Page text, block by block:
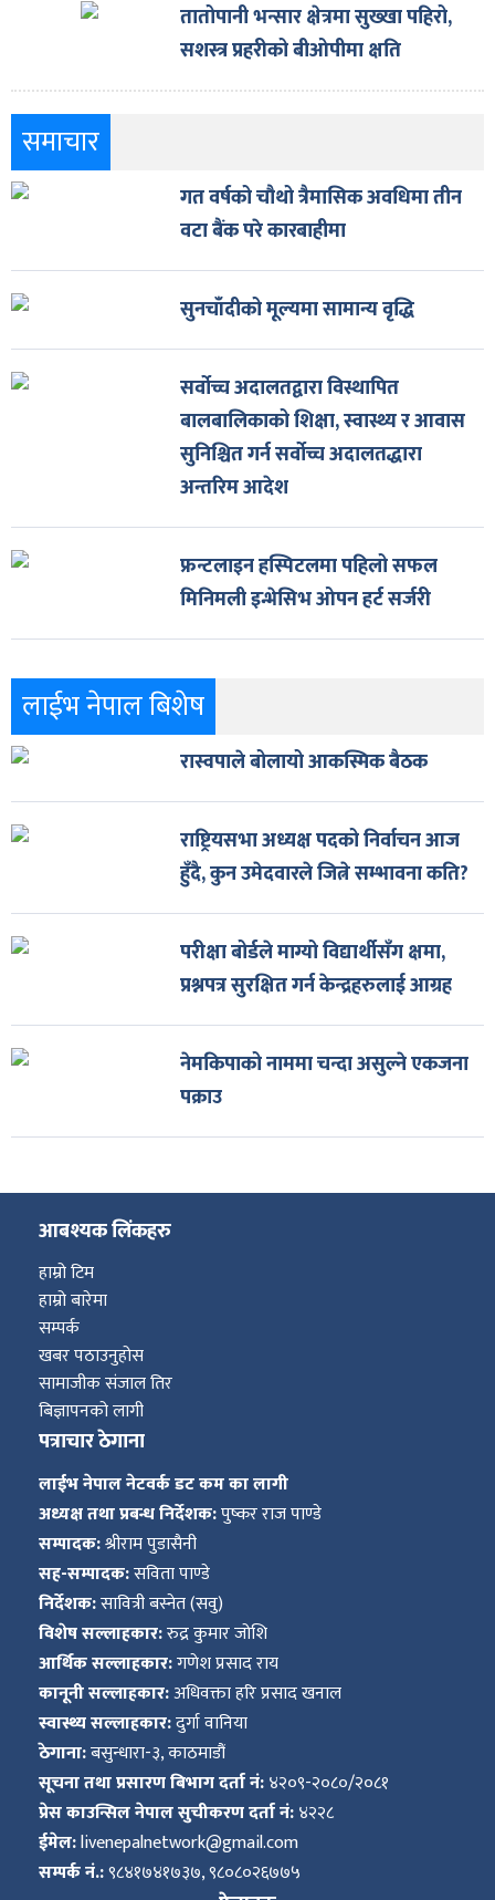
तातोपानी भन्सार क्षेत्रमा सुख्खा पहिरो,
सशस्त्र प्रहरीको बीओपीमा क्षति
समाचार
गत वर्षको चौथो त्रैमासिक अवधिमा तीन
वटा बैंक परे कारबाहीमा
सुनचाँदीको मूल्यमा सामान्य वृद्धि
सर्वोच्च अदालतद्वारा विस्थापित
बालबालिकाको शिक्षा, स्वास्थ्य र आवास
सुनिश्चित गर्न सर्वोच्च अदालतद्धारा
अन्तरिम आदेश
फ्रन्टलाइन हस्पिटलमा पहिलो सफल
मिनिमली इन्भेसिभ ओपन हर्ट सर्जरी
लाईभ नेपाल बिशेष
रास्वपाले बोलायो आकस्मिक बैठक
राष्ट्रियसभा अध्यक्ष पदको निर्वाचन आज
हुँदै, कुन उमेदवारले जित्ने सम्भावना कति?
परीक्षा बोर्डले माग्यो विद्यार्थीसँग क्षमा,
प्रश्नपत्र सुरक्षित गर्न केन्द्रहरुलाई आग्रह
नेमकिपाको नाममा चन्दा असुल्ने एकजना
पक्राउ
आबश्यक लिंकहरु
हाम्रो टिम
हाम्रो बारेमा
सम्पर्क
खबर पठाउनुहोस
सामाजीक संजाल तिर
बिज्ञापनको लागी
पत्राचार ठेगाना
लाईभ नेपाल नेटवर्क डट कम का लागी
अध्यक्ष तथा प्रबन्ध निर्देशक:पुष्कर राज पाण्डे
सम्पादक:श्रीराम पुडासैनी
सह-सम्पादक:सविता पाण्डे
निर्देशक:सावित्री बस्नेत (सवु)
विशेष सल्लाहकार:रुद्र कुमार जोशि
आर्थिक सल्लाहकार:गणेश प्रसाद राय
कानूनी सल्लाहकार:अधिवक्ता हरि प्रसाद खनाल
स्वास्थ्य सल्लाहकार:दुर्गा वानिया
ठेगाना:बसुन्धारा-३, काठमाडौं
सूचना तथा प्रसारण बिभाग दर्ता नं:४२०९-२०८०/२०८१
प्रेस काउन्सिल नेपाल सुचीकरण दर्ता नं:४२२८
ईमेल:livenepalnetwork@gmail.com
सम्पर्क नं.:९८४१७४१७३७, ९८०८०२६७७५